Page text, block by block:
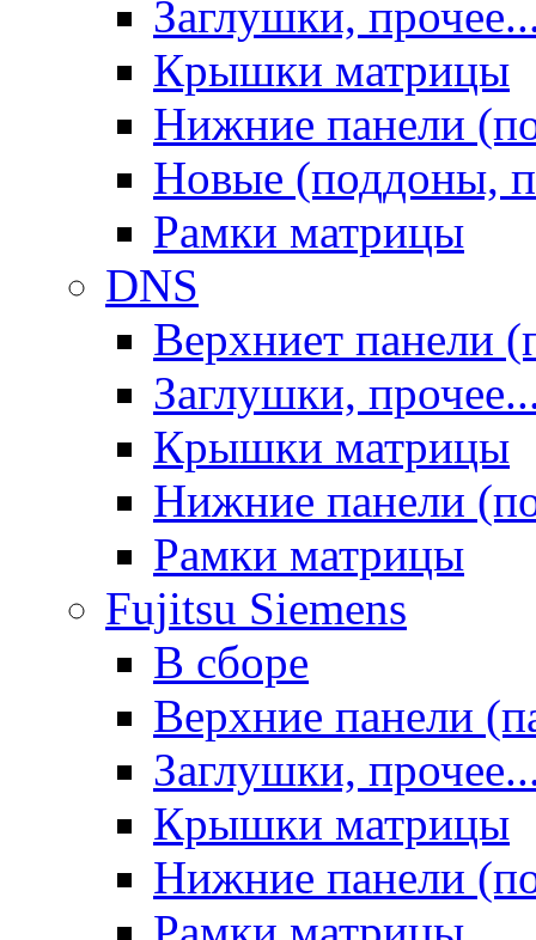
Заглушки,
Крышки матрицы
Нижние панели
Новые (поддоны,
Рамки матрицы
DNS
Верхниет панели
Заглушки,
Крышки матрицы
Нижние панели
Рамки матрицы
Fujitsu Siemens
В сборе
Верхние панели
Заглушки,
Крышки матрицы
Нижние панели